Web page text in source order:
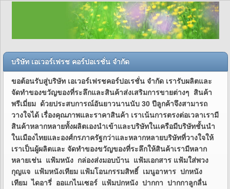
บริษัท เอเวอร์เฟรช คอร์ปอเรชั่น จำกัด
ขอต้อนรับสู่บริษัท เอเวอร์เฟรชคอร์ปอเรชั่น จำกัด เรารับผลิตและ
จัดทำของขวัญของที่ระลึกและสินค้าส่งเสริมการขายต่างๆ สินค้า
พรีเมี่ยม ด้วยประสบการณ์อันยาวนานนับ 30 ปีลูกค้าจึงสามารถ
วางใจได้ เรื่องคุณภาพและราคาสินค้า เราเน้นการตรงต่อเวลาเรามี
สินค้าหลากหลายทั้งผลิตเองนำเข้าและบริษัทในเครือมีบริษัทชั้นนำ
ในเมืองไทยและองศ์กรภาครัฐกว่าและหลากหลายบริษัทที่วางใจให้
เราเป็นผู้ผลิตและ จัดทำของขวัญของที่ระลึกให้สินค้าเรามีหลาก
หลายเช่น แฟ้มหนัง กล่องส่งมอบบ้าน แฟ้มเอกสาร แฟ้มใส่พวง
กุญแจ แฟ้มหนังเทียม แฟ้มโอนกรรมสิทธิ์ เมนูอาหาร ปกหนัง
เทียม ไดอารี่ ออแกไนเซอร์ แฟ้มปกหนัง ปากกา ปากกาลูกลื่น